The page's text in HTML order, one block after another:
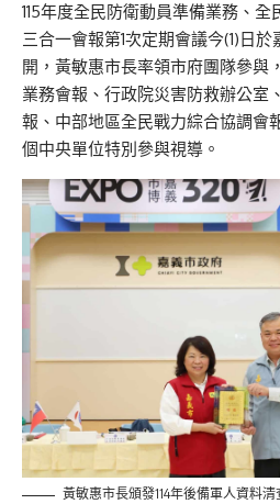
115年度全民防衛動員準備業務、全
三合一會報第1次定期會議今(1)日
開， 黃敏惠市長率領市府團隊參與，
業務會報、行政院災害防救辦公室
報、中部地區全民戰力綜合協調會
個中央單位特別 參與視導。
黃敏惠市長頒發114年後備軍人資料